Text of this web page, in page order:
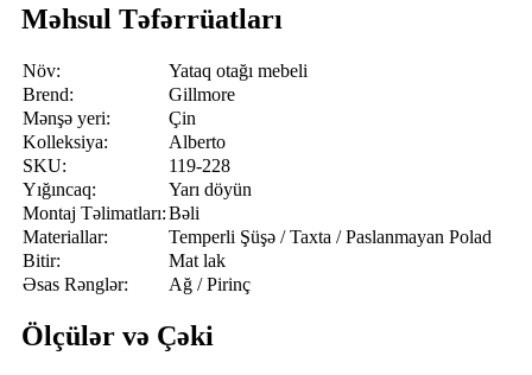
Məhsul Təfərrüatları
Növ:
Yataq otağı mebeli
Brend:
Gillmore
Mənşə yeri:
Çin
Kolleksiya:
Alberto
SKU:
119-228
Yığıncaq:
Yarı döyün
Montaj Təlimatları:Bəli
Materiallar:
Temperli Şüşə / Taxta / Paslanmayan Polad
Bitir:
Mat lak
Əsas Rənglər:
Ağ / Pirinç
Ölçülər və Çəki